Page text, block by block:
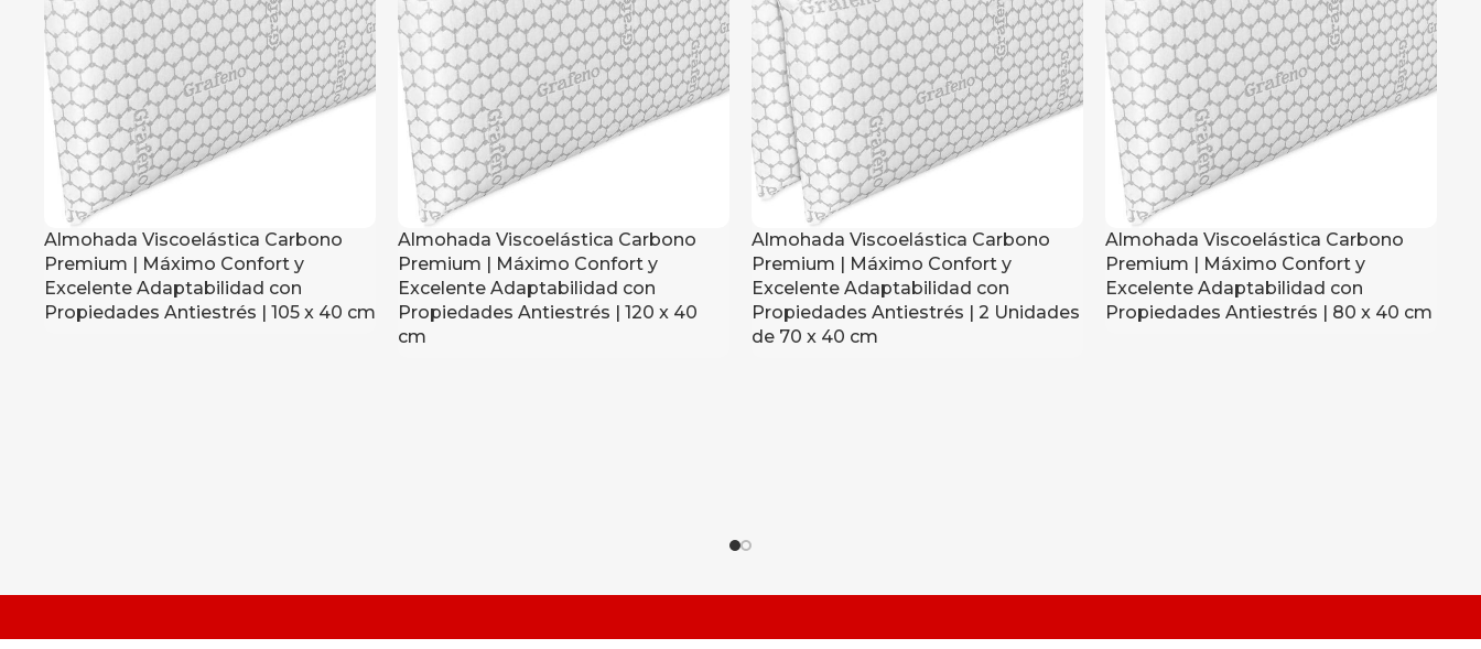
Almohada Viscoelástica Carbono
Premium | Máximo Confort y
Excelente Adaptabilidad con
Propiedades Antiestrés | 105 x 40 cm
Almohada Viscoelástica Carbono
Premium | Máximo Confort y
Excelente Adaptabilidad con
Propiedades Antiestrés | 120 x 40
cm
Almohada Viscoelástica Carbono
Premium | Máximo Confort y
Excelente Adaptabilidad con
Propiedades Antiestrés | 2 Unidades
de 70 x 40 cm
Almohada Viscoelástica Carbono
Premium | Máximo Confort y
Excelente Adaptabilidad con
Propiedades Antiestrés | 80 x 40 cm